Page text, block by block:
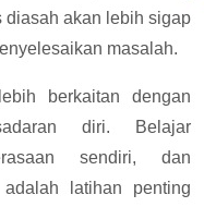
diasah akan lebih sigap
masalah.
berkaitan dengan
diri. Belajar
sendiri, dan
latihan penting